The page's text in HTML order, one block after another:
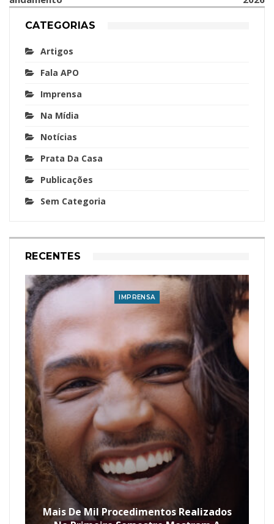
CATEGORIAS
Artigos
Fala APO
Imprensa
Na Mídia
Notícias
Prata Da Casa
Publicações
Sem Categoria
RECENTES
IMPRENSA
Mais De Mil Procedimentos Realizados